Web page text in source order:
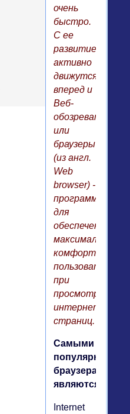
очень
быстро.
С ее
развитием
активно
движутся
вперед и
Веб-
обозреватели
или
браузеры
(из англ.
Web
browser) -
программы
для
обеспечения
максимального
комфорта
пользователей
при
просмотре
интернет-
страниц.
Самыми
популярными
браузерами
являются:
Internet